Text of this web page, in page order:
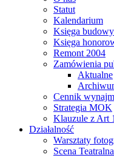
Statut
Kalendarium
Księga budowy
Księga
Remont 2004
Zamówienia
Aktualne
Cennik
Strategia MOK
Klauzule z Art
Działalność
Warsztaty
Scena